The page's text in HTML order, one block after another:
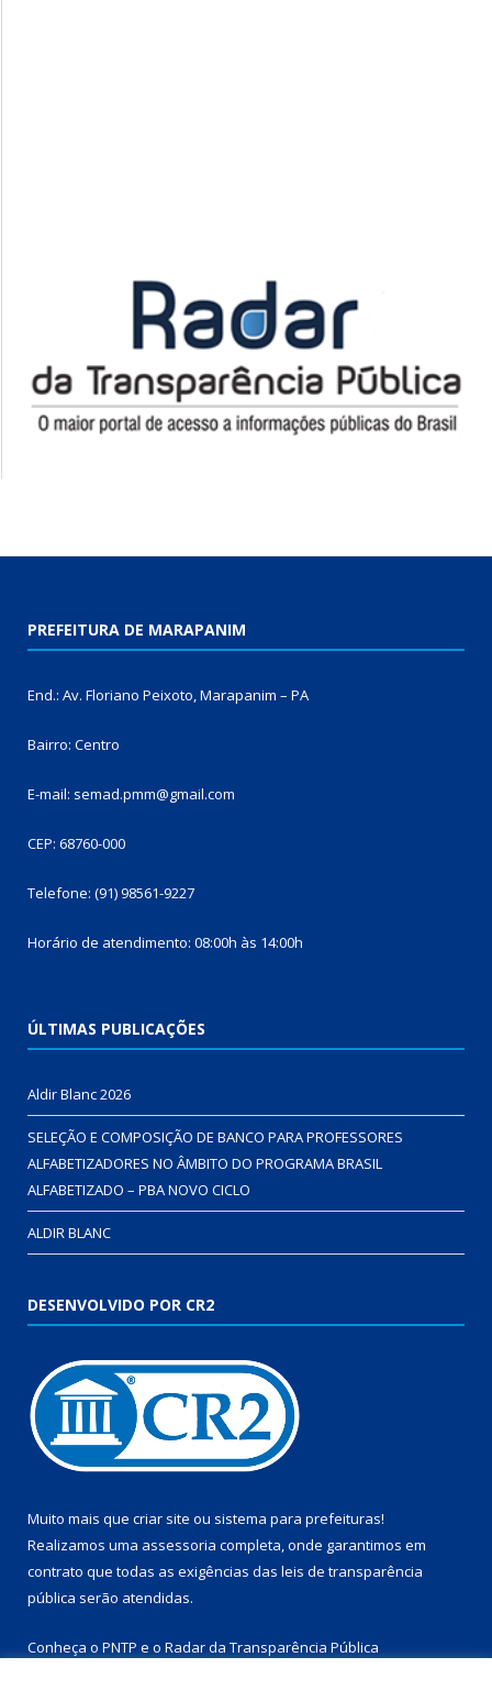
PREFEITURA DE MARAPANIM
End.: Av. Floriano Peixoto, Marapanim – PA
Bairro: Centro
E-mail: semad.pmm@gmail.com
CEP: 68760-000
Telefone: (91) 98561-9227
Horário de atendimento: 08:00h às 14:00h
ÚLTIMAS PUBLICAÇÕES
Aldir Blanc 2026
SELEÇÃO E COMPOSIÇÃO DE BANCO PARA PROFESSORES
ALFABETIZADORES NO ÂMBITO DO PROGRAMA BRASIL
ALFABETIZADO – PBA NOVO CICLO
ALDIR BLANC
DESENVOLVIDO POR CR2
Muito mais que criar site ou sistema para prefeituras!
Realizamos uma assessoria completa, onde garantimos em
contrato que todas as exigências das leis de transparência
pública serão atendidas.
Conheça o PNTP e o Radar da Transparência Pública